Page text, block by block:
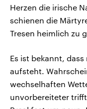
Herzen die irische
schienen die
Tresen heimlich zu
Es ist bekannt,
aufsteht.
wechselhaften
unvorbereiteter